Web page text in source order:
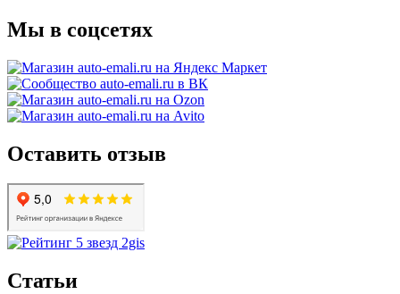
Мы в соцсетях
Оставить отзыв
Статьи